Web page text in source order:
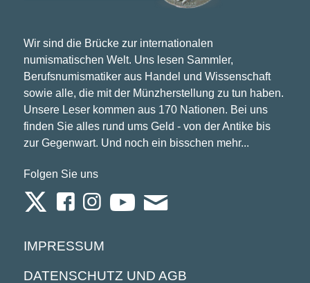
Wir sind die Brücke zur internationalen
numismatischen Welt. Uns lesen Sammler,
Berufsnumismatiker aus Handel und Wissenschaft
sowie alle, die mit der Münzherstellung zu tun haben.
Unsere Leser kommen aus 170 Nationen. Bei uns
finden Sie alles rund ums Geld - von der Antike bis
zur Gegenwart. Und noch ein bisschen mehr...
Folgen Sie uns
IMPRESSUM
DATENSCHUTZ UND AGB